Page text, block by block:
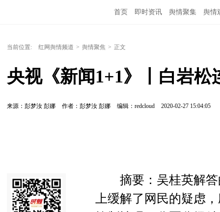
首页 即时资讯 舆情聚集 舆情
当前位置: 红网舆情频道 > 舆情聚焦 > 正文
央视《新闻1+1》丨白岩
来源：彭梦汝 彭娜 作者：彭梦汝 彭娜 编辑：redcloud 2020-02-27 15:04:05
摘要：吴桂英解答
上缓解了网民的疑虑